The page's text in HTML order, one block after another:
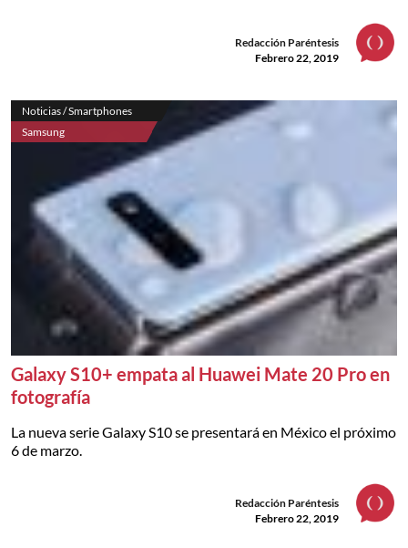
Redacción Paréntesis
Febrero 22, 2019
Noticias / Smartphones
Samsung
Galaxy S10+ empata al Huawei Mate 20 Pro en
fotografía
La nueva serie Galaxy S10 se presentará en México el próximo
6 de marzo.
Redacción Paréntesis
Febrero 22, 2019